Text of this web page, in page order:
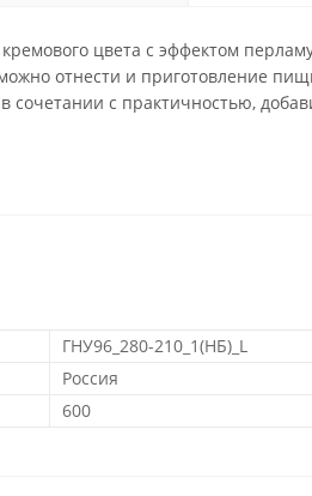
цвета с эффектом
отнести и приготовление
с практичностью,
ГНУ96_280-210_1(НБ)_L
Россия
600